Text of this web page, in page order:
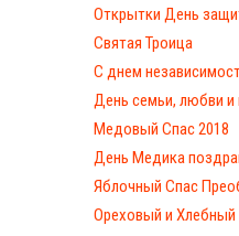
Открытки День
Святая Троица
С днем
День семьи, любви и
Медовый Спас 2018
День Медика
Яблочный Спас
Ореховый и Хлебный